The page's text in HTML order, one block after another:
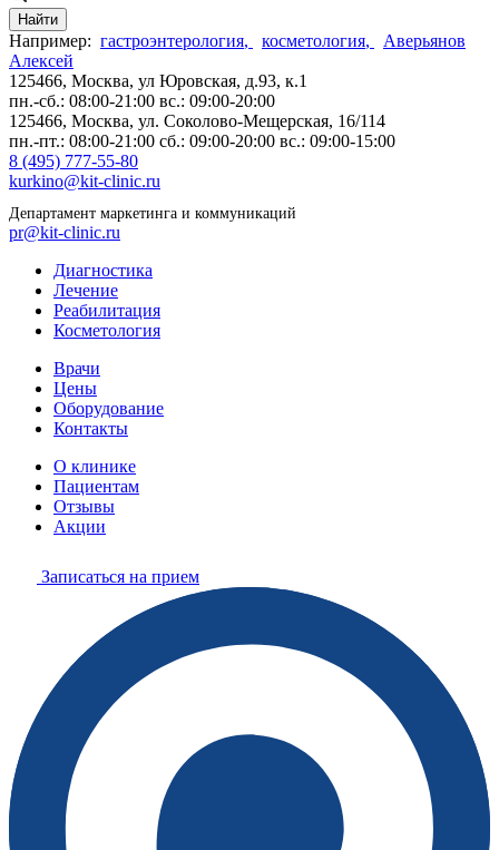
Найти
Например: гастроэнтерология, косметология,
Аверьянов
Алексей
125466, Москва, ул Юровская, д.93, к.1
пн.-сб.: 08:00-21:00 вс.: 09:00-20:00
125466, Москва, ул. Соколово-Мещерская, 16/114
пн.-пт.: 08:00-21:00 сб.: 09:00-20:00 вс.: 09:00-15:00
8 (495) 777-55-80
kurkino@kit-clinic.ru
Департамент маркетинга и коммуникаций
pr@kit-clinic.ru
Диагностика
Лечение
Реабилитация
Косметология
Врачи
Цены
Оборудование
Контакты
О клинике
Пациентам
Отзывы
Акции
Записаться на прием